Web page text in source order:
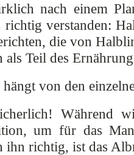
nach einem
richtig verstanden:
die von
Teil des
von den
Während
um für das
ihn richtig, ist das